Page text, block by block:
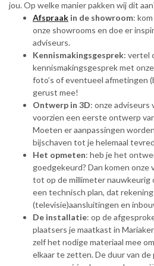
jou. Op welke manier pakken wij dit
Afspraak in de showroom:
onze showrooms en doe er
adviseurs.
Kennismakingsgesprek: vertel
kennismakingsgesprek met
foto’s of eventueel afmetingen
gerust mee!
Ontwerp in 3D: onze adviseurs
voorzien een eerste ontwerp
Moeten er aanpassingen
bijschaven tot je helemaal
Het opmeten: heb je het
goedgekeurd? Dan komen onze
tot op de millimeter nauwkeurig
een technisch plan, dat
(televisie)aansluitingen en
De installatie: op de
plaatsers je maatkast in
zelf het nodige materiaal mee
elkaar te zetten. De duur van